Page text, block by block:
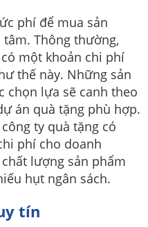
phí để mua sản
Thông thường,
một khoản chi phí
thế này. Những sản
chọn lựa sẽ canh theo
án quà tặng phù hợp.
ty quà tặng có
phí cho doanh
lượng sản phẩm
hụt ngân sách.
tín